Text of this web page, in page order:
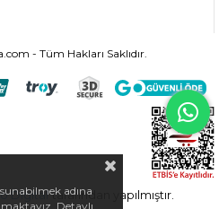
- Tüm Hakları Saklıdır.
Digital tarafından yapılmıştır.
adına
Detaylı